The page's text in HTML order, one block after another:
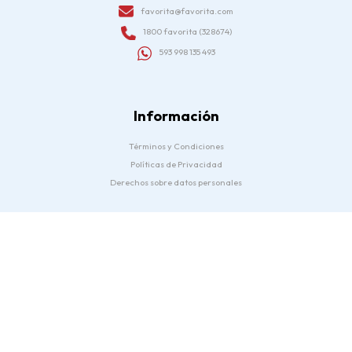
favorita@favorita.com
1800 favorita (328674)
593 998 135 493
Información
Términos y Condiciones
Políticas de Privacidad
Derechos sobre datos personales